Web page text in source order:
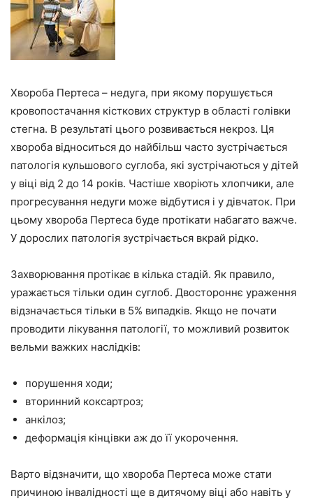
Хвороба Пертеса – недуга, при якому порушується
кровопостачання кісткових структур в області голівки
стегна. В результаті цього розвивається некроз. Ця
хвороба відноситься до найбільш часто зустрічається
патологія кульшового суглоба, які зустрічаються у дітей
у віці від 2 до 14 років. Частіше хворіють хлопчики, але
прогресування недуги може відбутися і у дівчаток. При
цьому хвороба Пертеса буде протікати набагато важче.
У дорослих патологія зустрічається вкрай рідко.
Захворювання протікає в кілька стадій. Як правило,
уражається тільки один суглоб. Двостороннє ураження
відзначається тільки в 5% випадків. Якщо не почати
проводити лікування патології, то можливий розвиток
вельми важких наслідків:
порушення ходи;
вторинний коксартроз;
анкілоз;
деформація кінцівки аж до її укорочення.
Варто відзначити, що хвороба Пертеса може стати
причиною інвалідності ще в дитячому віці або навіть у